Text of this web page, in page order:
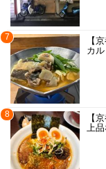
7
【
カ
8
【
上